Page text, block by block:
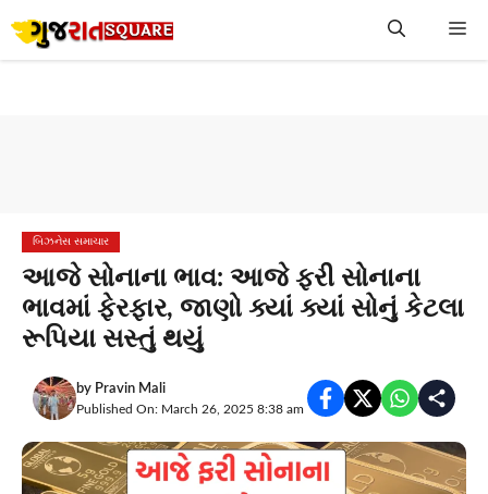
to
બિઝનેસ સમાચાર
આજે સોનાના ભાવ: આજે ફરી સોનાના
ભાવમાં ફેરફાર, જાણો ક્યાં ક્યાં સોનું કેટલા
રૂપિયા સસ્તું થયું
by Pravin Mali
Published On: March 26, 2025 8:38 am